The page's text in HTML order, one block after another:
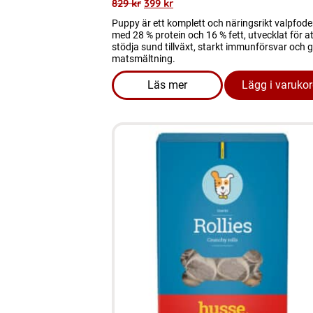
829kr 399 kr
Puppy är ett komplett och näringsrikt
med 28 % protein och 16 % fett, utvecklat för
stödja sund tillväxt, starkt immunförsvar och
matsmältning.
Läs mer
om produkten FYND
Lägg i